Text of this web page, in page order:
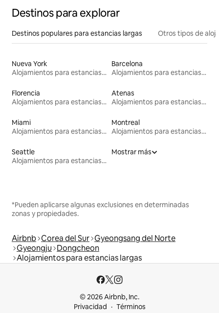
Destinos para explorar
Destinos populares para estancias largas Otros tipos de
Nueva York
Alojamientos para estancias largas
Barcelona
Alojamientos para estancias largas
Florencia
Alojamientos para estancias largas
Atenas
Alojamientos para estancias largas
Miami
Alojamientos para estancias largas
Montreal
Alojamientos para estancias largas
Seattle
Alojamientos para estancias largas
Mostrar más
*Pueden aplicarse algunas exclusiones en determinadas
zonas y propiedades.
Airbnb Corea del Sur Gyeongsang del Norte
Gyeongju Dongcheon
Alojamientos para estancias largas
© 2026 Airbnb, Inc.
Privacidad
Términos